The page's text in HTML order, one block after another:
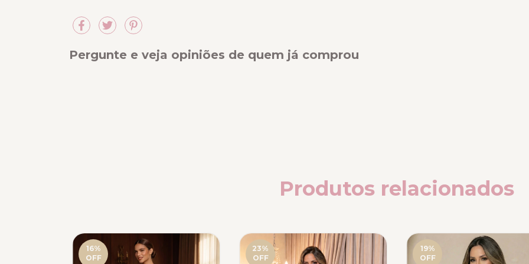
Pergunte e veja opiniões de quem já comprou
Produtos relacionados
16%
OFF
23%
OFF
19%
OFF